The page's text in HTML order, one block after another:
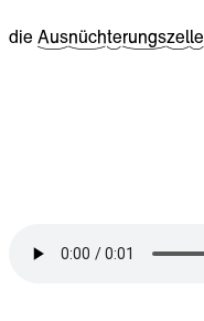
die ^22Aus^27nüch^09te^32rungs^16zel^09le